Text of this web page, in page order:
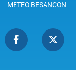
METEO BESANCON